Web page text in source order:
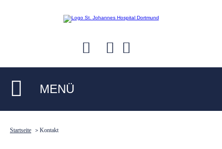
MENÜ
Startseite > Kontakt